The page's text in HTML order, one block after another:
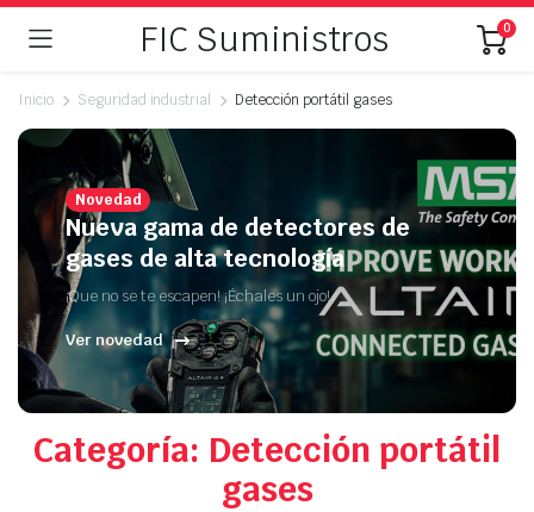
FIC Suministros 0
Inicio Seguridad industrial Detección portátil gases
Novedad
Nueva gama de detectores de
gases de alta tecnología
¡Que no se te escapen! ¡Échales un ojo!
Ver novedad
Categoría: Detección portátil
gases